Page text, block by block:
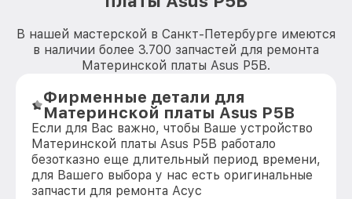
В нашей мастерской в Санкт-Петербурге имеются
в наличии более 3.700 запчастей для ремонта
Материнской платы Asus P5B.
Фирменные детали для
Материнской платы Asus P5B
Если для Вас важно, чтобы Ваше устройство
Материнской платы Asus P5B работало
безотказно еще длительный период времени,
для Вашего выбора у нас есть оригинальные
запчасти для ремонта Асус